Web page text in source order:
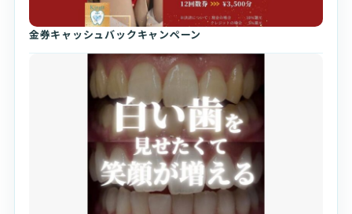
金券キャッシュバックキャンペーン